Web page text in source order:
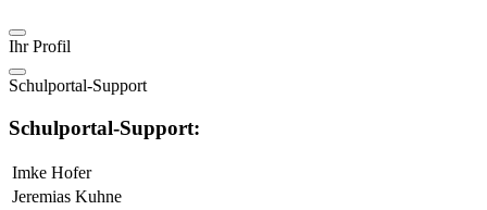
Ihr Profil
Schulportal-Support
Schulportal-Support:
Imke Hofer
Jeremias Kuhne